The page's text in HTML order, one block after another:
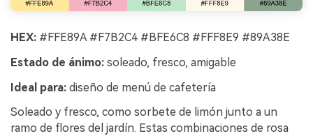
HEX: #FFE89A #F7B2C4 #BFE6C8 #FFF8E9 #89A38E
Estado de ánimo: soleado, fresco, amigable
Ideal para: diseño de menú de cafetería
Soleado y fresco, como sorbete de limón junto a un
ramo de flores del jardín. Estas combinaciones de rosa